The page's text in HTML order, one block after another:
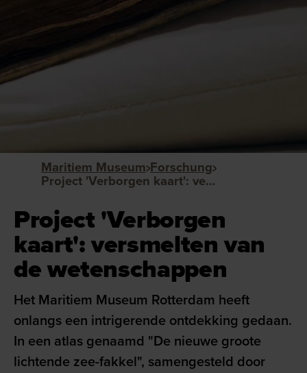
Maritiem Museum Forschung
Project 'Verborgen kaart': versmelten van de wetenschappen
Project 'Verborgen
kaart': versmelten van
de wetenschappen
Het Maritiem Museum Rotterdam heeft
onlangs een intrigerende ontdekking gedaan.
In een atlas genaamd "De nieuwe groote
lichtende zee-fakkel", samengesteld door